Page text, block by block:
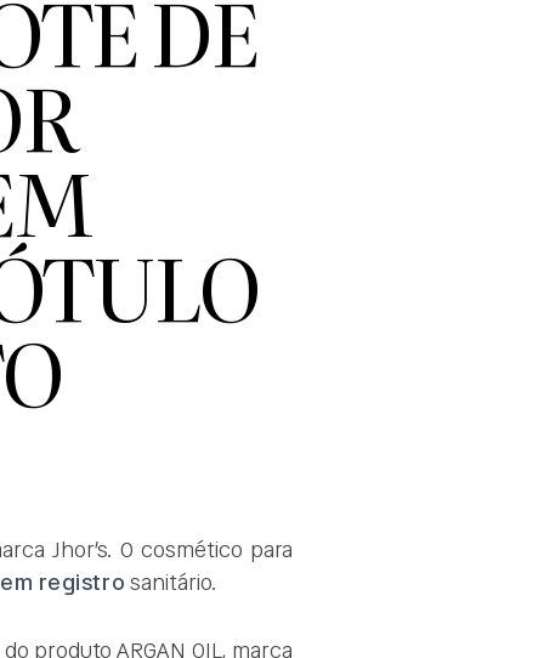
DE
Jhor’s. O cosmético para
registrosanitário.
produto ARGAN OIL, marca